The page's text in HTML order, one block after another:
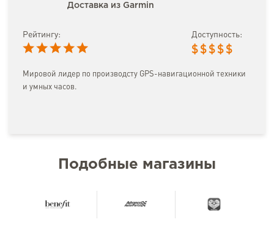
Доставка из Garmin
Рейтингу: Доступность:
$ $ $ $ $
Мировой лидер по производсту GPS-навигационной техники
и умных часов.
Подобные магазины